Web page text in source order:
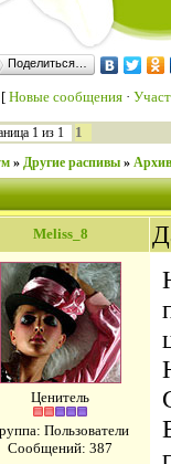
Поделиться…
[ Новые сообщения ·
1 из 1 1
» Другие распивы »
Meliss_8
Ценитель
Пользователи
Сообщений: 387